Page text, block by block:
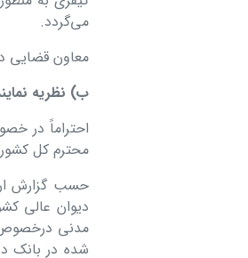
می‌گردد.
معاون قضایی
ب) نظریه
محترم کل
حسب گزارش
مدنی درخصوص